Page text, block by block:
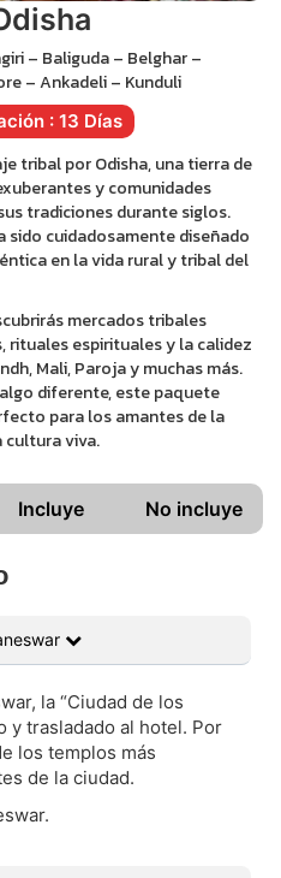
– Baliguda – Belghar –
– Ankadeli – Kunduli
: 13 Días
tribal por Odisha, una tierra de
y comunidades
tradiciones durante siglos.
sido cuidadosamente diseñado
en la vida rural y tribal del
mercados tribales
rituales espirituales y la calidez
Mali, Paroja y muchas más.
diferente, este paquete
para los amantes de la
viva.
Incluye No incluye
la “Ciudad de los
y trasladado al hotel. Por
los templos más
de la ciudad.